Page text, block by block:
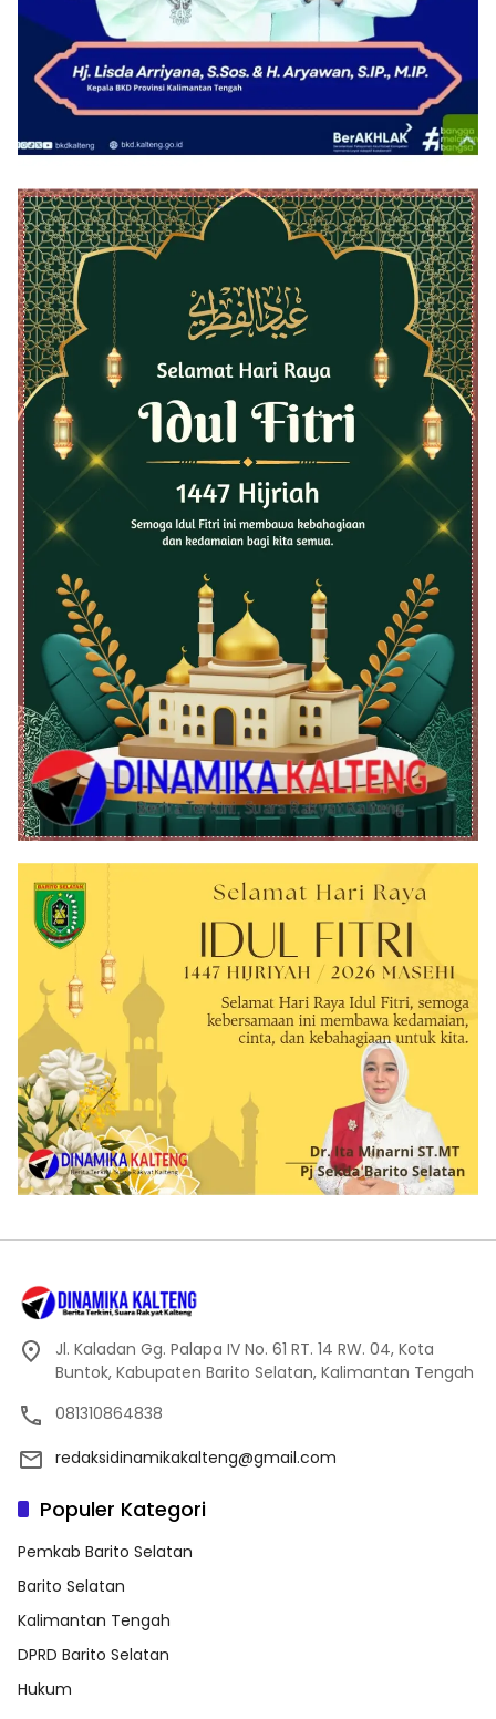
Jl. Kaladan Gg. Palapa IV No. 61 RT. 14 RW. 04, Kota
Buntok, Kabupaten Barito Selatan, Kalimantan Tengah
081310864838
redaksidinamikakalteng@gmail.com
Populer Kategori
Pemkab Barito Selatan
Barito Selatan
Kalimantan Tengah
DPRD Barito Selatan
Hukum